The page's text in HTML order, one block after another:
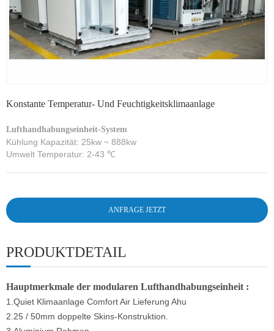
Konstante Temperatur- Und Feuchtigkeitsklimaanlage
Lufthandhabungseinheit-System
Kühlung Kapazität: 25kw ~ 888kw
Umwelt Temperatur: 2-43 ℃
ANFRAGE JETZT
PRODUKTDETAIL
Hauptmerkmale der modularen Lufthandhabungseinheit :
1.Quiet Klimaanlage Comfort Air Lieferung Ahu
2.25 / 50mm doppelte Skins-Konstruktion.